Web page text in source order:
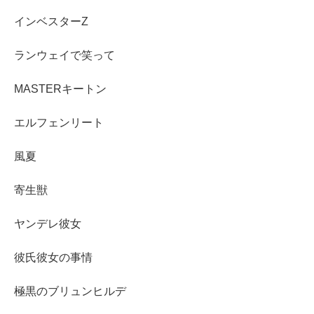
インベスターZ
ランウェイで笑って
MASTERキートン
エルフェンリート
風夏
寄生獣
ヤンデレ彼女
彼氏彼女の事情
極黒のブリュンヒルデ